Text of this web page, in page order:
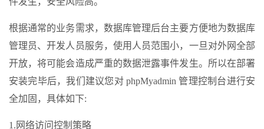
根据通常的业务需求，数据库管理后台主要方便地为数据库
管理员、开发人员服务，使用人员范围小，一旦对外网全部
开放，将可能会造成严重的数据泄露事件发生。所以在部署
安装完毕后，我们建议您对 phpMyadmin 管理控制台进行安
全加固，具体如下:
1.网络访问控制策略